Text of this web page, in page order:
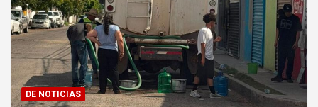
DE NOTICIAS